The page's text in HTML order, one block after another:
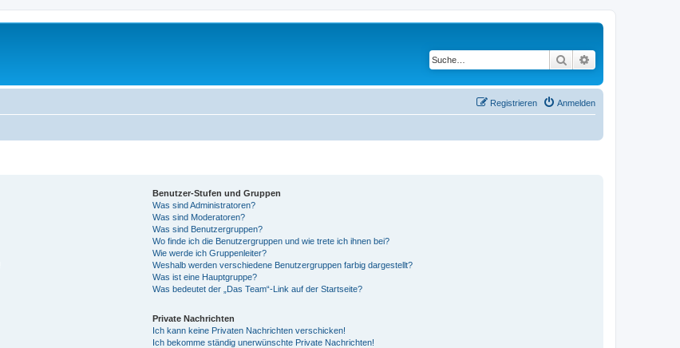
Suche
Anmelden
Registrieren
Benutzer-Stufen und Gruppen
Was sind Administratoren?
Was sind Moderatoren?
Was sind Benutzergruppen?
Wo finde ich die Benutzergruppen und wie trete ich ihnen bei?
Wie werde ich Gruppenleiter?
Weshalb werden verschiedene Benutzergruppen farbig dargestellt?
Was ist eine Hauptgruppe?
Was bedeutet der „Das Team“-Link auf der Startseite?
Private Nachrichten
Ich kann keine Privaten Nachrichten verschicken!
Ich bekomme ständig unerwünschte Private Nachrichten!